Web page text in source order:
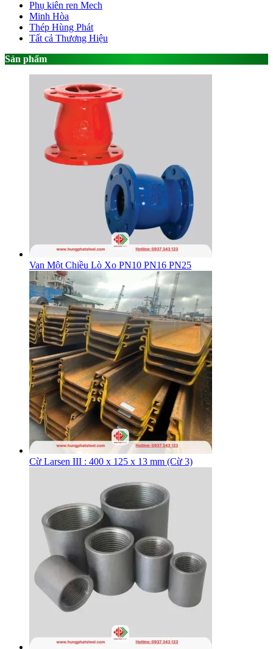
Phụ kiên ren Mech
Minh Hòa
Thép Hùng Phát
Tất cả Thương Hiệu
Sản phẩm
Van Một Chiều Lò Xo PN10 PN16 PN25
Cừ Larsen III : 400 x 125 x 13 mm (Cừ 3)